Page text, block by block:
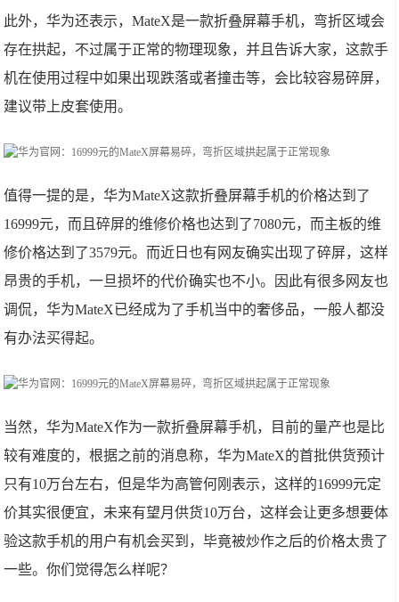
此外，华为还表示，MateX是一款折叠屏幕手机，弯折区域会
存在拱起，不过属于正常的物理现象，并且告诉大家，这款手
机在使用过程中如果出现跌落或者撞击等，会比较容易碎屏，
建议带上皮套使用。
值得一提的是，华为MateX这款折叠屏幕手机的价格达到了
16999元，而且碎屏的维修价格也达到了7080元，而主板的维
修价格达到了3579元。而近日也有网友确实出现了碎屏，这样
昂贵的手机，一旦损坏的代价确实也不小。因此有很多网友也
调侃，华为MateX已经成为了手机当中的奢侈品，一般人都没
有办法买得起。
当然，华为MateX作为一款折叠屏幕手机，目前的量产也是比
较有难度的，根据之前的消息称，华为MateX的首批供货预计
只有10万台左右，但是华为高管何刚表示，这样的16999元定
价其实很便宜，未来有望月供货10万台，这样会让更多想要体
验这款手机的用户有机会买到，毕竟被炒作之后的价格太贵了
一些。你们觉得怎么样呢？